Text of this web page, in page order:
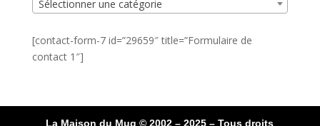
Sélectionner une catégorie
[contact-form-7 id=”29659″ title=”Formulaire de
contact 1″]
La Maison du Mug © 2002 – 2025 – Tous droits